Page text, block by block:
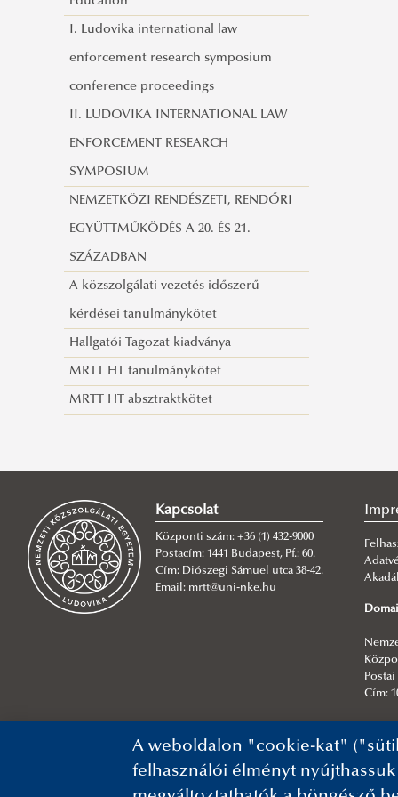
lebontásáról
Migrációs Konferencia 2021
I. Ludovika international law
enforcement research symposium
conference proceedings
II. LUDOVIKA INTERNATIONAL LAW
ENFORCEMENT RESEARCH
SYMPOSIUM
NEMZETKÖZI RENDÉSZETI, RENDŐRI
EGYÜTTMŰKÖDÉS A 20. ÉS 21.
SZÁZADBAN
A közszolgálati vezetés időszerű
kérdései tanulmánykötet
Hallgatói Tagozat kiadványa
MRTT HT tanulmánykötet
MRTT HT absztraktkötet
Kapcsolat
Központi szám: +36 (1) 432-9000
Postacím: 1441 Budapest, Pf.: 60.
Cím: Diószegi Sámuel utca 38-42.
Email: mrtt@uni-nke.hu
Postai
Cím:
NKE
A weboldalon "cookie-kat"
felhasználói élményt